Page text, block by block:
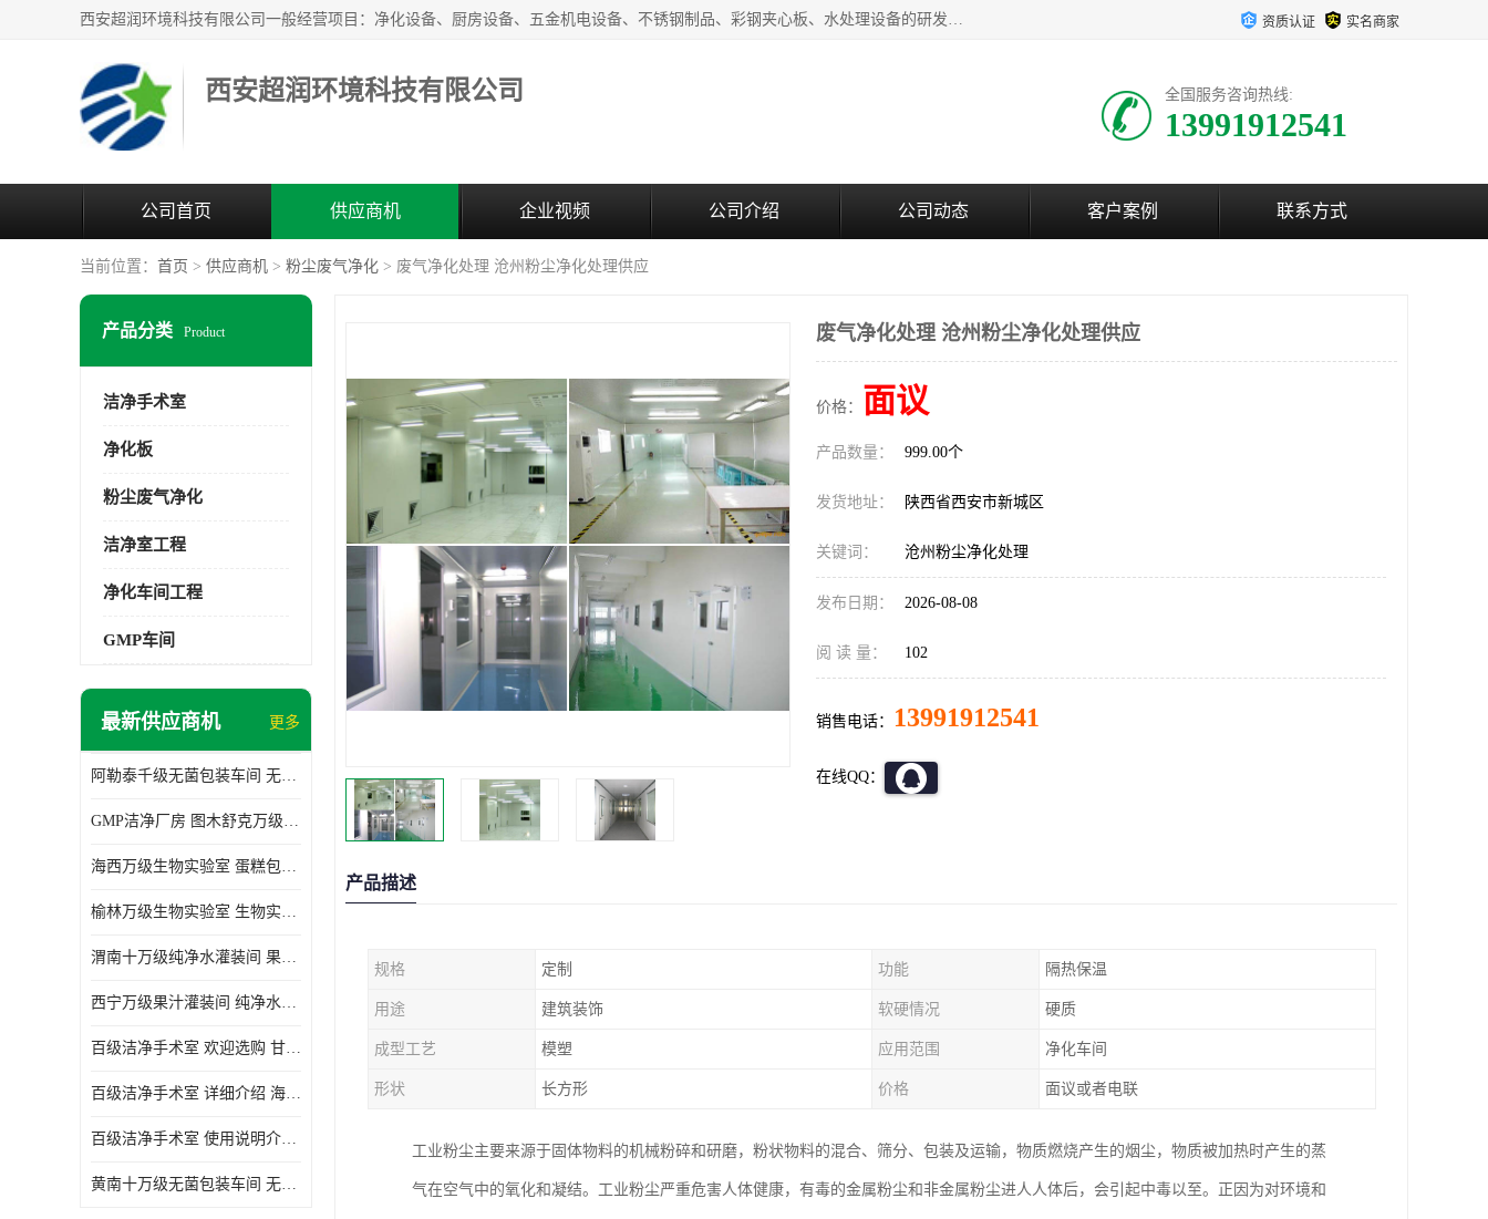
西安超润环境科技有限公司一般经营项目：净化设备、厨房设备、五金机电设备、不锈钢制品、彩钢夹心板、水处理设备的研发、销售；空气净化设备、办公设备、通风设备、建筑材料、金属材料的销售；净化工程、钢结构工程、机电设备工程的设计与施工及技术咨询服务；货物及技术的进出口的业务经营。 资质认证 实名商家
西安超润环境科技有限公司 全国服务咨询热线:
13991912541
公司首页 供应商机 企业视频 公司介绍 公司动态 客户案例 联系方式
当前位置： 首页 > 供应商机 > 粉尘废气净化 > 废气净化处理 沧州粉尘净化处理供应
产品分类 Product
洁净手术室
净化板
粉尘废气净化
洁净室工程
净化车间工程
GMP车间
最新供应商机 更多
阿勒泰千级无菌包装车间 无尘车间 欢迎选购
GMP洁净厂房 图木舒克万级GMP洁净厂房价格
海西万级生物实验室 蛋糕包装间 为环保助力
榆林万级生物实验室 生物实验室 欢迎选购
渭南十万级纯净水灌装间 果汁灌装间 使用说明介绍
西宁万级果汁灌装间 纯净水灌装间 详细介绍
百级洁净手术室 欢迎选购 甘肃百级洁净手术室报价表
百级洁净手术室 详细介绍 海东百级洁净手术室报价单
百级洁净手术室 使用说明介绍 青海百级洁净手术室电话
黄南十万级无菌包装车间 无菌室 使用说明介绍
废气净化处理 沧州粉尘净化处理供应
价格： 面议
产品数量： 999.00个
发货地址： 陕西省西安市新城区
关键词： 沧州粉尘净化处理
发布日期： 2026-08-08
阅 读 量： 102
销售电话： 13991912541
在线QQ：
产品描述
规格 定制 功能 隔热保温
用途 建筑装饰 软硬情况 硬质
成型工艺 模塑 应用范围 净化车间
形状 长方形 价格 面议或者电联
工业粉尘主要来源于固体物料的机械粉碎和研磨，粉状物料的混合、筛分、包装及运输，物质燃烧产生的烟尘，物质被加热时产生的蒸
气在空气中的氧化和凝结。工业粉尘严重危害人体健康，有毒的金属粉尘和非金属粉尘进人人体后，会引起中毒以至。正因为对环境和